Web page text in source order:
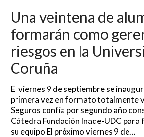
Una veintena de
formarán como
riesgos en la
Coruña
El viernes 9 de septiembre se
primera vez en formato totalmente
Seguros confía por segundo año
Cátedra Fundación Inade-UDC
su equipo El próximo viernes 9 de…